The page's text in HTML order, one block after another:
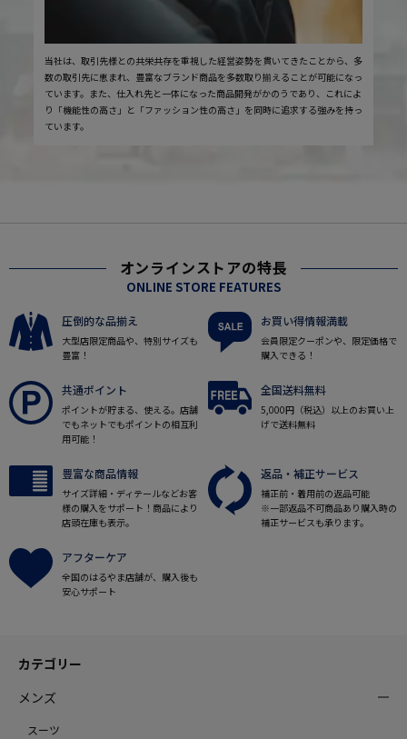
当社は、取引先様との共栄共存を重視した経営姿勢を貫いてきたことから、多
数の取引先に恵まれ、豊富なブランド商品を多数取り揃えることが可能になっ
ています。また、仕入れ先と一体になった商品開発がかのうであり、これによ
り「機能性の高さ」と「ファッション性の高さ」を同時に追求する強みを持っ
ています。
オンラインストアの特長
ONLINE STORE FEATURES
圧倒的な品揃え
大型店限定商品や、特別サイズも
豊富！
お買い得情報満載
会員限定クーポンや、限定価格で
購入できる！
共通ポイント
ポイントが貯まる、使える。店舗
でもネットでもポイントの相互利
用可能！
全国送料無料
5,000円（税込）以上のお買い上
げで送料無料
豊富な商品情報
サイズ詳細・ディテールなどお客
様の購入をサポート！商品により
店頭在庫も表示。
返品・補正サービス
補正前・着用前の返品可能
※一部返品不可商品あり購入時の
補正サービスも承ります。
アフターケア
全国のはるやま店舗が、購入後も
安心サポート
カテゴリー
メンズ
スーツ